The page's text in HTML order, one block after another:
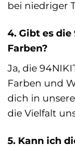
bei niedriger
4. Gibt es die
Farben?
Ja, die
Farben und
dich in
die Vielfalt
5. Kann ich